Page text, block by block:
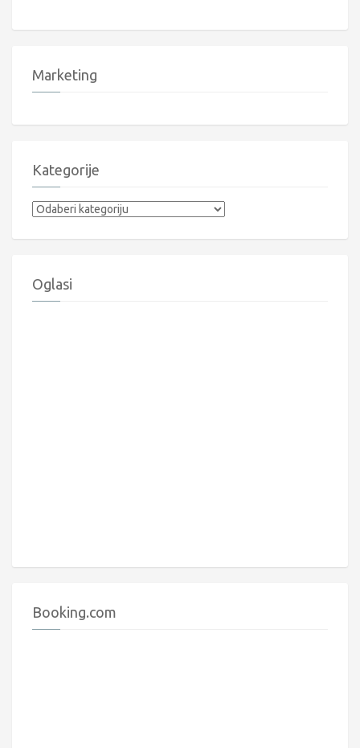
Marketing
Kategorije
Kategorije
Oglasi
Booking.com